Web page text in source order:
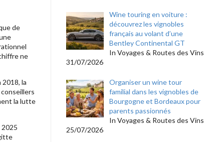
de
ne
la
la lutte
2025
Wine touring en voiture :
découvrez les vignobles
français au volant d’une
Bentley Continental GT
In Voyages & Routes des Vins
31/07/2026
Organiser un wine tour
familial dans les vignobles de
Bourgogne et Bordeaux pour
parents passionnés
In Voyages & Routes des Vins
25/07/2026